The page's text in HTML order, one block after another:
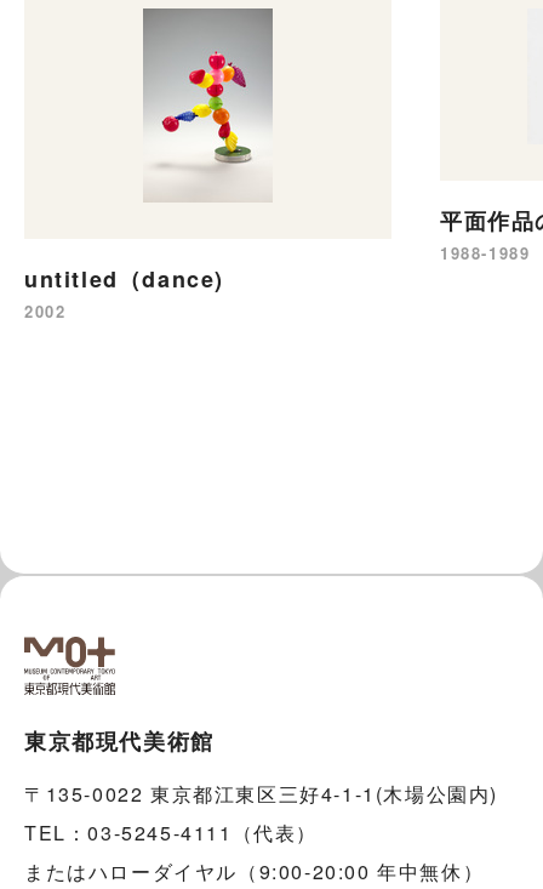
untitled（dance)
2002
平面作品
1988-1989
東京都現代美術館
〒135-0022 東京都江東区三好4-1-1(木場公園内)
TEL：03-5245-4111（代表）
またはハローダイヤル（9:00-20:00 年中無休）